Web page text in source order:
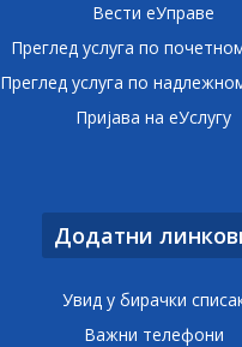
Вести еУправе
Преглед услуга по
Преглед услуга по
Пријава на еУслугу
Додатни
Увид у бирачки
Важни телефони